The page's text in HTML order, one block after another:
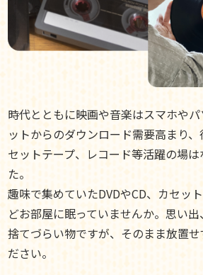
時代とともに映画や音楽はスマホや
ットからのダウンロード需要高まり、
セットテープ、レコード等活躍の場
た。
趣味で集めていたDVDやCD、カセッ
どお部屋に眠っていませんか。思い
捨てづらい物ですが、そのまま放置
ださい。